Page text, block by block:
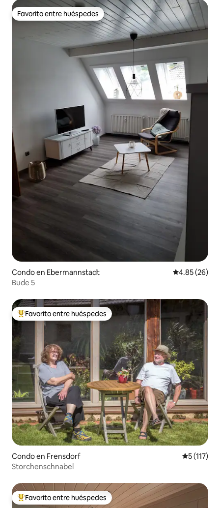
Favorito entre huéspedes
Favorito entre huéspedes
Condo en Ebermannstadt Calificación
4.85 (26)
Bude 5
Favorito entre huéspedes preferido
Favorito entre huéspedes
Condo en Frensdorf
5 (117)
Storchenschnabel
Favorito entre huéspedes preferido
Favorito entre huéspedes